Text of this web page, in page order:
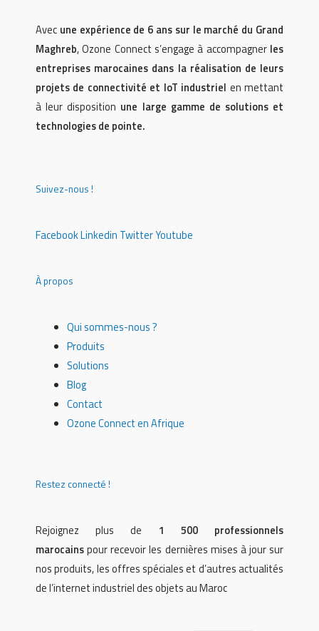
Avec une expérience de 6 ans sur le marché du Grand
Maghreb, Ozone Connect s’engage à accompagner les
entreprises marocaines dans la réalisation de leurs
projets de connectivité et IoT industriel en mettant
à leur disposition une large gamme de solutions et
technologies de pointe.
Suivez-nous !
FacebookLinkedin TwitterYoutube
À propos
Qui sommes-nous ?
Produits
Solutions
Blog
Contact
Ozone Connect en Afrique
Restez connecté !
Rejoignez plus de 1 500 professionnels
marocainspour recevoir les dernières mises à jour sur
nos produits, les offres spéciales et d’autres actualités
de l’internet industriel des objets au Maroc